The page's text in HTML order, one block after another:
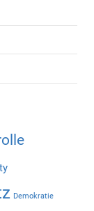
Demokratie